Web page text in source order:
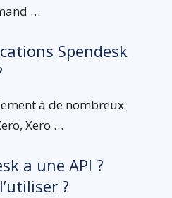
…
Spendesk
à de nombreux
Xero …
a une API ?
?